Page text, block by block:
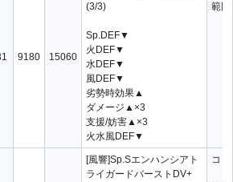
9180 15060
(3/3)
Sp.DEF▼
火DEF▼
水DEF▼
風DEF▼
劣勢時効果▲
ダメージ▲×3
支援/妨害▲×3
火水風DEF▼
範
[風響]Sp.Sエンハンシアト
ライガードバーストDV+
コ